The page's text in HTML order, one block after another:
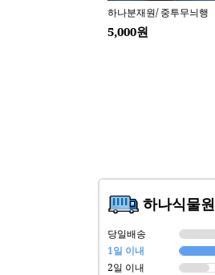
하나식물원
당일배송
1일 이내
2일 이내